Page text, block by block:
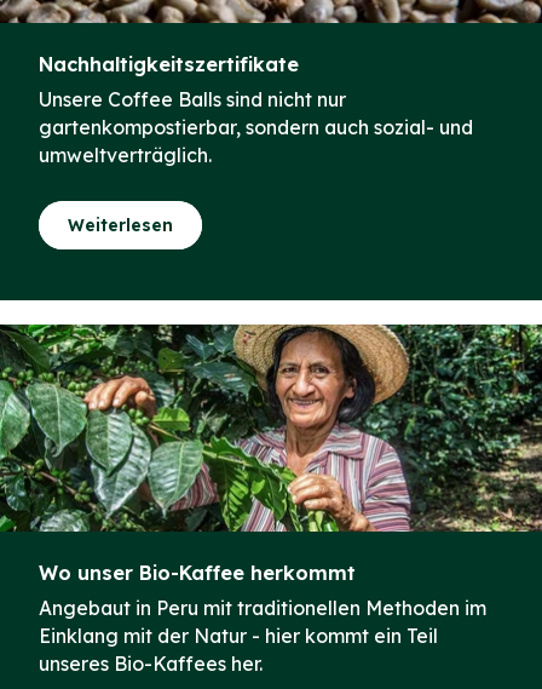
Nachhaltigkeitszertifikate
Unsere Coffee Balls sind nicht nur
gartenkompostierbar, sondern auch sozial- und
umweltverträglich.
Weiterlesen
Wo unser Bio-Kaffee herkommt
Angebaut in Peru mit traditionellen Methoden im
Einklang mit der Natur - hier kommt ein Teil
unseres Bio-Kaffees her.